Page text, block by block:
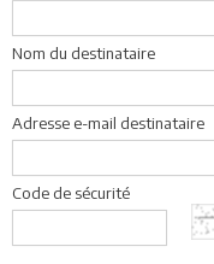
Nom du destinataire
Adresse e-mail destinataire
Code de sécurité